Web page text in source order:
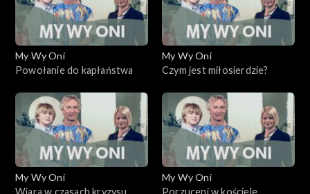
My Wy Oni
Powołanie do kapłaństwa
My Wy Oni
Czym jest miłosierdzie?
My Wy Oni
Wiara w czasach kryzysu
My Wy Oni
Porzuceni w kościele